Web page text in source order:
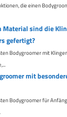
die einen
Material sind die
gefertigt?
Bodygroomer mit
mit
Bodygroomer für